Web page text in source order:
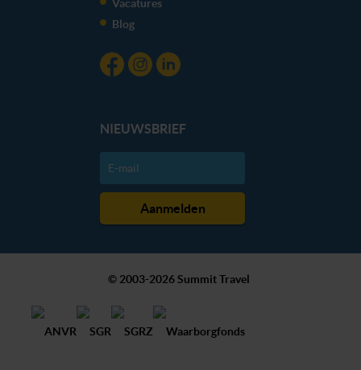
Vacatures
Blog
NIEUWSBRIEF
© 2003-2026 Summit Travel